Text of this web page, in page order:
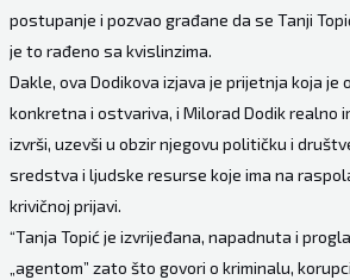
postupanje i pozvao građane da se Tanji
je to rađeno sa kvislinzima.
Dakle, ova Dodikova izjava je prijetnja koja je
konkretna i ostvariva, i Milorad Dodik realno
izvrši, uzevši u obzir njegovu političku i
sredstva i ljudske resurse koje ima na
krivičnoj prijavi.
“Tanja Topić je izvrijeđana, napadnuta i
„agentom” zato što govori o kriminalu,